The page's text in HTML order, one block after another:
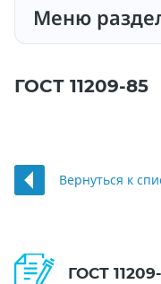
Меню
ГОСТ 11209-85
Вернуться к
ГОСТ